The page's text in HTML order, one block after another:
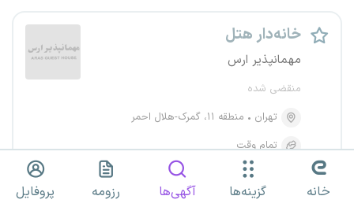
خانه‌دار هتل
مهمانپذیر ارس
منقضی شده
تهران
منطقه ۱۱، گمرک-هلال احمر
تمام وقت
خانه گزینه‌ها آگهی‌ها رزومه پروفایل